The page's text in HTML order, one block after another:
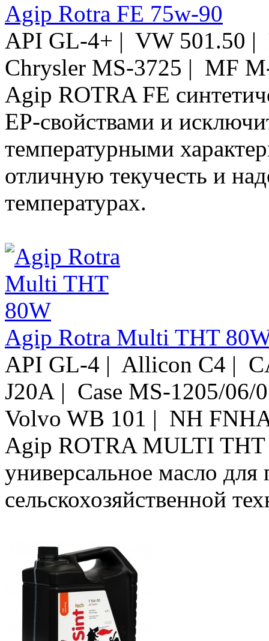
Agip Rotra FE 75w-90
API GL-4+ | VW 501.50 |
Chrysler MS-3725 | MF
Agip ROTRA FE
EP-свойствами и
температурными
отличную текучесть и
температурах.
Agip Rotra Multi THT
API GL-4 | Allicon C4 |
J20A | Case MS-1205/
Volvo WB 101 | NH
Agip ROTRA MULTI THT
универсальное масло
сельскохозяйственной